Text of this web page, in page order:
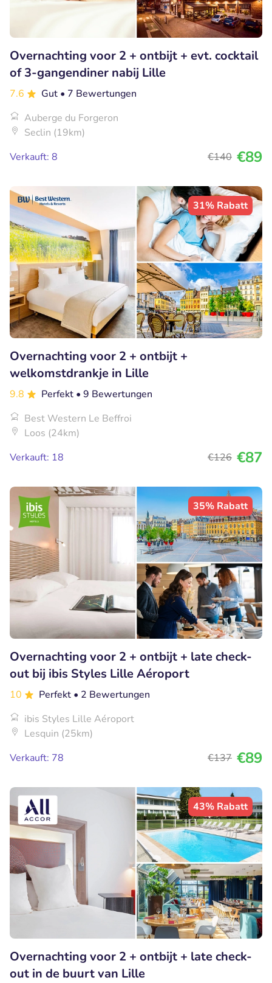
Overnachting voor 2 + ontbijt + evt. cocktail
of 3-gangendiner nabij Lille
7.6 Gut • 7 Bewertungen
Auberge du Forgeron
Seclin (19km)
Verkauft: 8
€140 €89
31% Rabatt
Overnachting voor 2 + ontbijt +
welkomstdrankje in Lille
9.8 Perfekt • 9 Bewertungen
Best Western Le Beffroi
Loos (24km)
Verkauft: 18
€126 €87
35% Rabatt
Overnachting voor 2 + ontbijt + late check-
out bij ibis Styles Lille Aéroport
10 Perfekt • 2 Bewertungen
ibis Styles Lille Aéroport
Lesquin (25km)
Verkauft: 78
€137 €89
43% Rabatt
Overnachting voor 2 + ontbijt + late check-
out in de buurt van Lille